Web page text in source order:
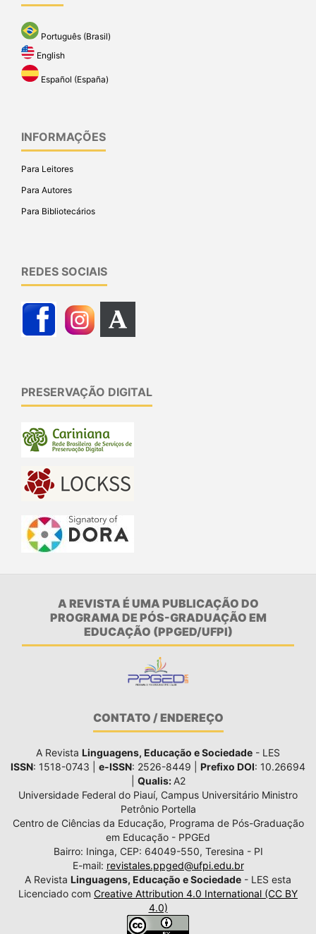
Português (Brasil)
English
Español (España)
INFORMAÇÕES
Para Leitores
Para Autores
Para Bibliotecários
REDES SOCIAIS
PRESERVAÇÃO DIGITAL
A REVISTA É UMA PUBLICAÇÃO DO
PROGRAMA DE PÓS-GRADUAÇÃO EM
EDUCAÇÃO (PPGED/UFPI)
CONTATO / ENDEREÇO
A Revista Linguagens, Educação e Sociedade - LES
ISSN: 1518-0743 | e-ISSN: 2526-8449 | Prefixo DOI: 10.26694
Qualis: A2
Universidade Federal do Piauí, Campus Universitário Ministro
Petrônio Portella
Centro de Ciências da Educação, Programa de Pós-Graduação
em Educação - PPGEd
Bairro: Ininga, CEP: 64049-550, Teresina - PI
E-mail: revistales.ppged@ufpi.edu.br
A Revista Linguagens, Educação e Sociedade - LES esta
Licenciado com Creative Attribution 4.0 International (CC BY
4.0)